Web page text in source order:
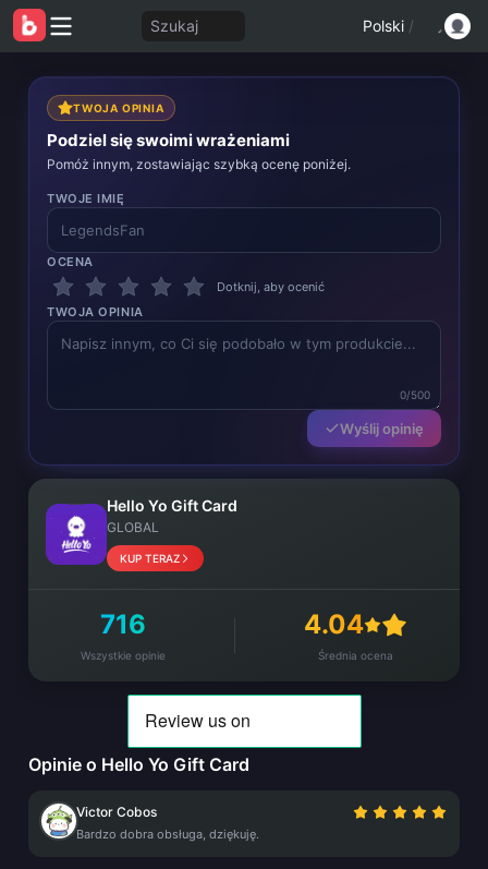
Szukaj Polski /
TWOJA OPINIA
Podziel się swoimi wrażeniami
Pomóż innym, zostawiając szybką ocenę poniżej.
TWOJE IMIĘ
OCENA
Dotknij, aby ocenić
TWOJA OPINIA
0/500
Wyślij opinię
Hello Yo Gift Card
GLOBAL
KUP TERAZ
716
Wszystkie opinie
4.04
Średnia ocena
Opinie o Hello Yo Gift Card
Victor Cobos
Bardzo dobra obsługa, dziękuję.